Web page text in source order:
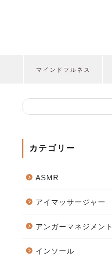
マインドフルネス
カテゴリー
ASMR
アイマッサージャー
アンガーマネジメント
インソール